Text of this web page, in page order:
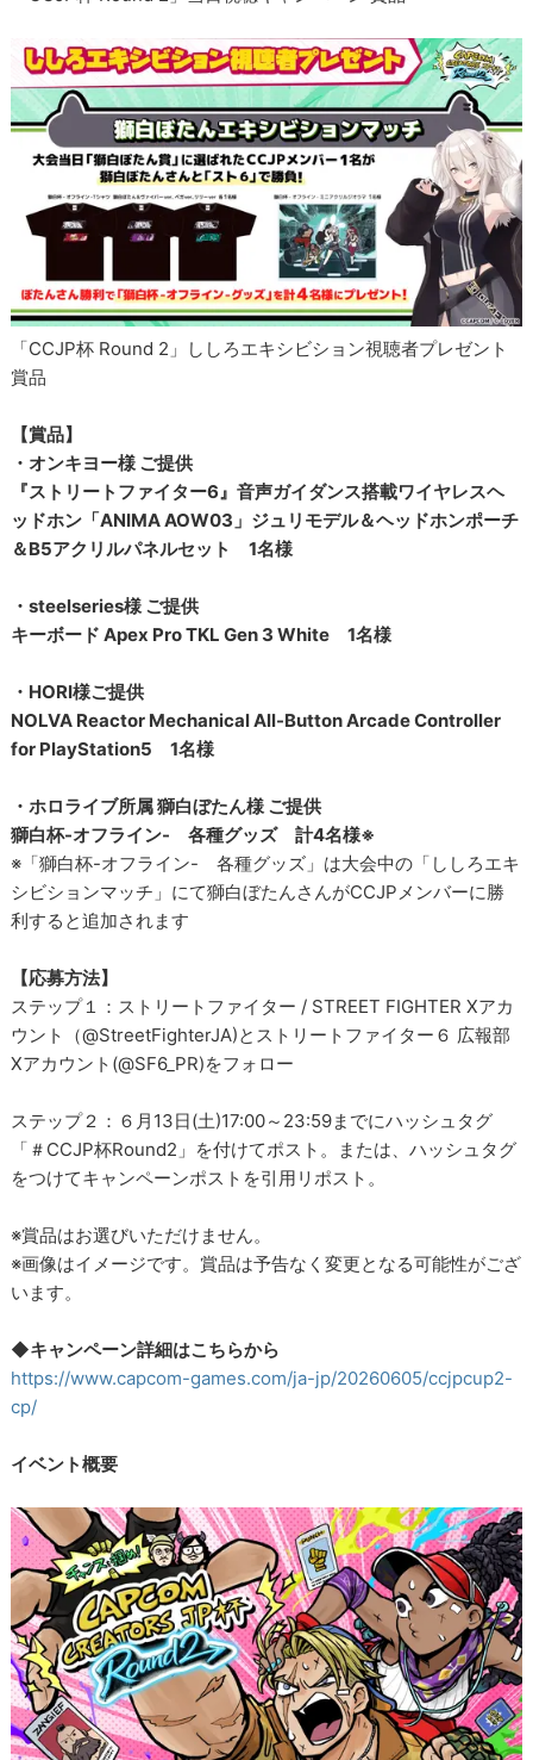
「CCJP杯 Round 2」ししろエキシビション視聴者プレゼント
賞品
【賞品】
・オンキヨー様 ご提供
『ストリートファイター6』音声ガイダンス搭載ワイヤレスヘ
ッドホン「ANIMA AOW03」ジュリモデル＆ヘッドホンポーチ
＆B5アクリルパネルセット 1名様
・steelseries様 ご提供
キーボード Apex Pro TKL Gen 3 White 1名様
・HORI様ご提供
NOLVA Reactor Mechanical All-Button Arcade Controller
for PlayStation5 1名様
・ホロライブ所属 獅白ぼたん様 ご提供
獅白杯-オフライン- 各種グッズ 計4名様※
※「獅白杯-オフライン- 各種グッズ」は大会中の「ししろエキ
シビションマッチ」にて獅白ぼたんさんがCCJPメンバーに勝
利すると追加されます
【応募方法】
ステップ１：ストリートファイター / STREET FIGHTER Xアカ
ウント（@StreetFighterJA)とストリートファイター６ 広報部
Xアカウント(@SF6_PR)をフォロー
ステップ２：６月13日(土)17:00～23:59までにハッシュタグ
「＃CCJP杯Round2」を付けてポスト。または、ハッシュタグ
をつけてキャンペーンポストを引用リポスト。
※賞品はお選びいただけません。
※画像はイメージです。賞品は予告なく変更となる可能性がござ
います。
◆キャンペーン詳細はこちらから
https://www.capcom-games.com/ja-jp/20260605/ccjpcup2-
cp/
イベント概要